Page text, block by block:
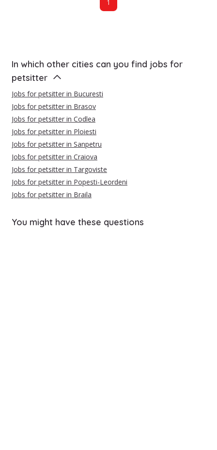
1
In which other cities can you find jobs for
petsitter
Jobs for petsitter in Bucuresti
Jobs for petsitter in Brasov
Jobs for petsitter in Codlea
Jobs for petsitter in Ploiesti
Jobs for petsitter in Sanpetru
Jobs for petsitter in Craiova
Jobs for petsitter in Targoviste
Jobs for petsitter in Popesti-Leordeni
Jobs for petsitter in Braila
You might have these questions